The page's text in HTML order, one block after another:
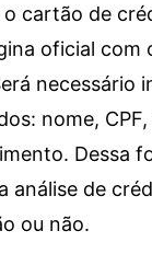
o cartão de
oficial com
necessário
nome,
Dessa
análise de
ou não.